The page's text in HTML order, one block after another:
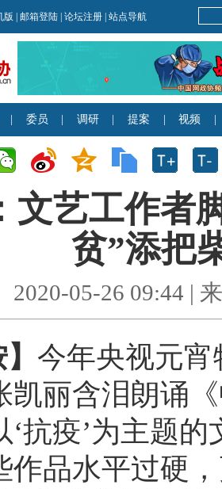
文艺工作者
贫”添把
2020-05-26 09:44 |
今年央视元
凯丽含泪朗诵
‘抗疫’为主题
作品水平过硬